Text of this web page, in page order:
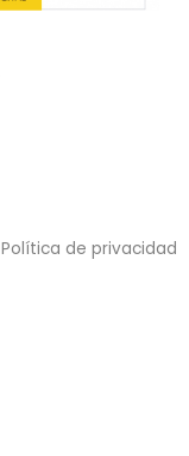
Política de privacidad